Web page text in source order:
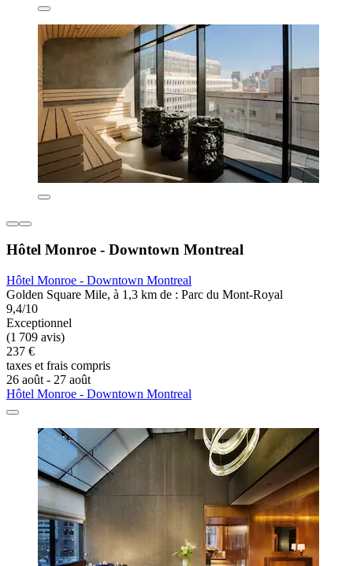
Hôtel Monroe - Downtown Montreal
Hôtel Monroe - Downtown Montreal
Golden Square Mile, à 1,3 km de : Parc du Mont-Royal
9,4/10
Exceptionnel
(1 709 avis)
237 €
taxes et frais compris
26 août - 27 août
Hôtel Monroe - Downtown Montreal